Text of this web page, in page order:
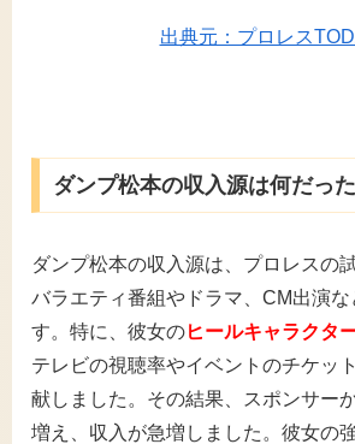
出典元：プロレス
ダンプ松本の収入源は何だっ
ダンプ松本の収入源は、プロレスの
バラエティ番組やドラマ、CM出演な
す。特に、彼女のヒールキャラクタ
テレビの視聴率やイベントのチケッ
献しました。その結果、スポンサー
増え、収入が急増しました。彼女の